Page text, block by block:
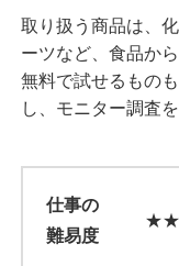
取り扱う商品は、
ーツなど、食品か
無料で試せるもの
し、モニター調査
仕事の
難易度
★★